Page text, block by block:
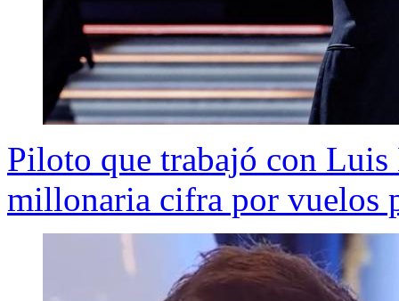
Piloto que trabajó con
millonaria cifra por vuelos